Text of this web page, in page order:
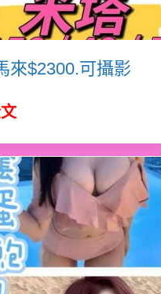
來$2300.可攝影